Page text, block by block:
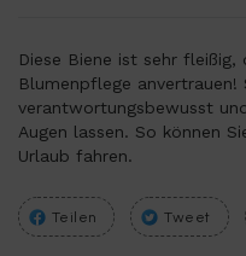
Diese Biene ist sehr fleißig,
Blumenpflege anvertrauen!
verantwortungsbewusst
Augen lassen. So können
Urlaub fahren.
Teilen Tweet